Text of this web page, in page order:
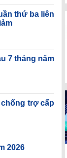
khẩu ước đạt
28,1%
thứ ba liên
7 tháng năm
trợ cấp
2026